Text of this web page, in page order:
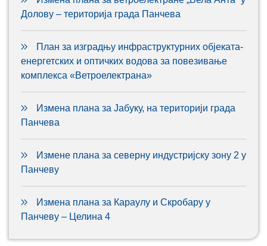
Долову – територија града Панчева
План за изградњу инфраструктурних објеката-
енергетских и оптичких водова за повезивање
комплекса «Ветроелектрана»
Измена плана за Јабуку, на територији града
Панчева
Измене плана за северну индустријску зону 2 у
Панчеву
Измена плана за Караулу и Скробару у
Панчеву – Целина 4